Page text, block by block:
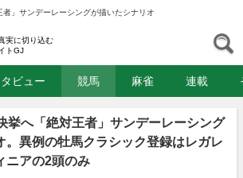
者」サンデーレーシングが描いたシナリオ
実に切り込む
トGJ
ビュー 競馬 麻雀 連載
挙へ「絶対王者」サンデーレーシング
。異例の牡馬クラシック登録はレガレ
ニアの2頭のみ